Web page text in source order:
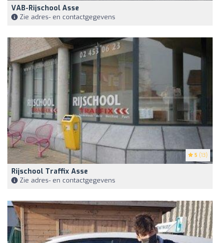
VAB-Rijschool Asse
Zie adres- en contactgegevens
5 (13)
Rijschool Traffix Asse
Zie adres- en contactgegevens